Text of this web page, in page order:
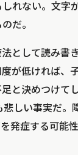
れない。文字
だ。
として読み書
が低ければ、
と決めつけて
しい事実だ。
発症する可能性